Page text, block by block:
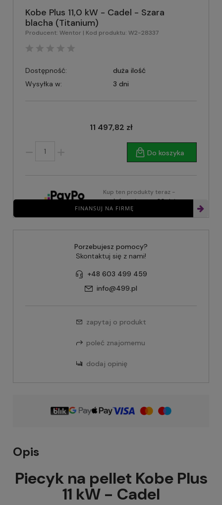
Kobe Plus 11,0 kW - Cadel - Szara
blacha (Titanium)
Producent: Wentor | Kod produktu: W2-28337
Dostępność:
duża ilość
Wysyłka w:
3 dni
11 497,82 zł
Do koszyka
FINANSUJ NA FIRMĘ
Kup ten produkty teraz -
zapłać za niego za 30 dni
Porzebujesz pomocy?
Skontaktuj się z nami!
+48 603 499 459
info@499.pl
zapytaj o produkt
poleć znajomemu
dodaj opinię
Opis
Piecyk na pellet Kobe Plus
11 kW - Cadel